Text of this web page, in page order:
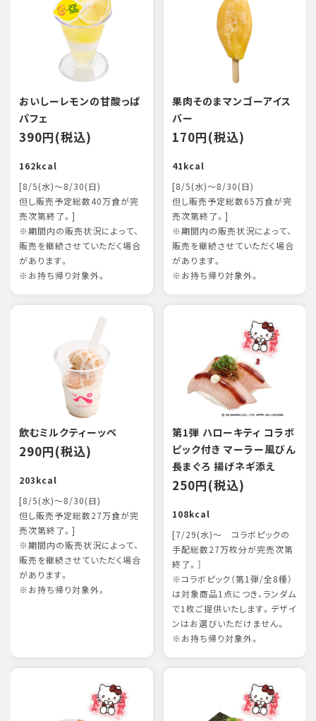
おいしーレモンの甘酸っぱ
パフェ
390円(税込)
162kcal
[8/5(水)～8/30(日)
但し販売予定総数40万食が完
売次第終了。]
※期間内の販売状況によって、
販売を継続させていただく場合
があります。
※お持ち帰り対象外。
果肉そのまマンゴーアイス
バー
170円(税込)
41kcal
[8/5(水)～8/30(日)
但し販売予定総数65万食が完
売次第終了。]
※期間内の販売状況によって、
販売を継続させていただく場合
があります。
※お持ち帰り対象外。
飲むミルクティーッペ
290円(税込)
203kcal
[8/5(水)～8/30(日)
但し販売予定総数27万食が完
売次第終了。]
※期間内の販売状況によって、
販売を継続させていただく場合
があります。
※お持ち帰り対象外。
第1弾 ハローキティ コラボ
ピック付き マーラー風びん
長まぐろ 揚げネギ添え
250円(税込)
108kcal
[7/29(水)～ コラボピックの
手配総数27万枚分が完売次第
終了。］
※コラボピック（第1弾/全8種）
は対象商品1点につき、ランダム
で1枚ご提供いたします。デザイ
ンはお選びいただけません。
※お持ち帰り対象外。